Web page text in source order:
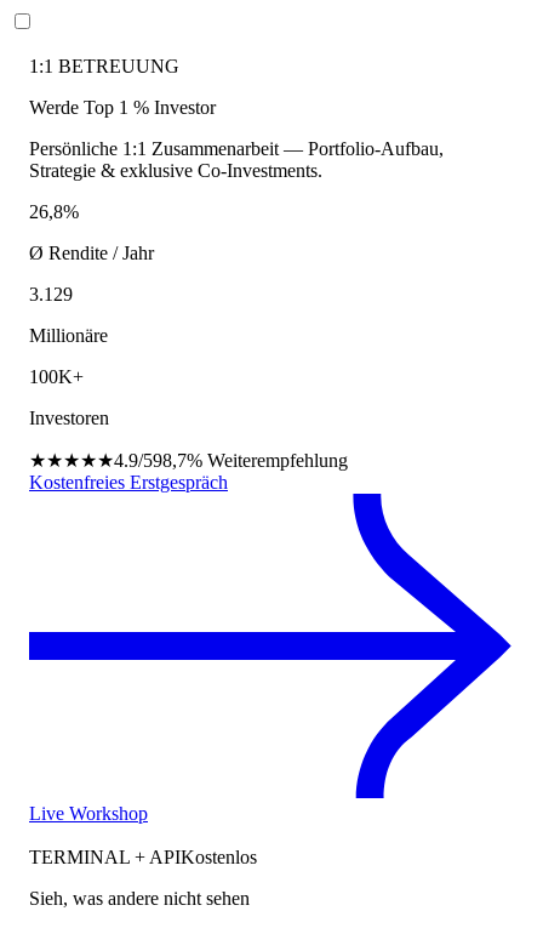
1:1 BETREUUNG
Werde Top 1 % Investor
Persönliche 1:1 Zusammenarbeit — Portfolio-Aufbau,
Strategie & exklusive Co-Investments.
26,8%
Ø Rendite / Jahr
3.129
Millionäre
100K+
Investoren
★★★★★4.9/598,7% Weiterempfehlung
Kostenfreies Erstgespräch
Live Workshop
TERMINAL + APIKostenlos
Sieh, was andere nicht sehen